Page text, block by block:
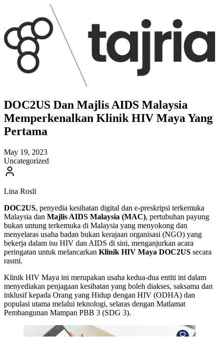
DOC2US Dan Majlis AIDS Malaysia
Memperkenalkan Klinik HIV Maya Yang
Pertama
May 19, 2023
Uncategorized
Lina Rosli
DOC2US, penyedia kesihatan digital dan e-preskripsi terkemuka
Malaysia dan Majlis AIDS Malaysia (MAC), pertubuhan payung
bukan untung terkemuka di Malaysia yang menyokong dan
menyelaras usaha badan bukan kerajaan organisasi (NGO) yang
bekerja dalam isu HIV dan AIDS di sini, menganjurkan acara
peringatan untuk melancarkan Klinik HIV Maya DOC2US secara
rasmi.
Klinik HIV Maya ini merupakan usaha kedua-dua entiti ini dalam
menyediakan penjagaan kesihatan yang boleh diakses, saksama dan
inklusif kepada Orang yang Hidup dengan HIV (ODHA) dan
populasi utama melalui teknologi, selaras dengan Matlamat
Pembangunan Mampan PBB 3 (SDG 3).